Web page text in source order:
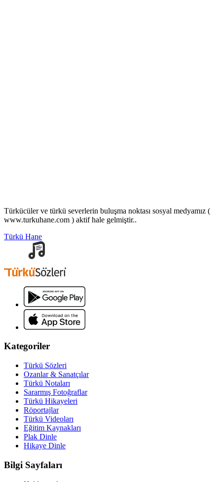
Türkücüler ve türkü severlerin buluşma noktası sosyal medyamız (
www.turkuhane.com ) aktif hale gelmiştir..
Türkü Hane
Kategoriler
Türkü Sözleri
Ozanlar & Sanatçılar
Türkü Notaları
Sararmış Fotoğraflar
Türkü Hikayeleri
Röportajlar
Türkü Videoları
Eğitim Kaynakları
Plak Dinle
Hikaye Dinle
Bilgi Sayfaları